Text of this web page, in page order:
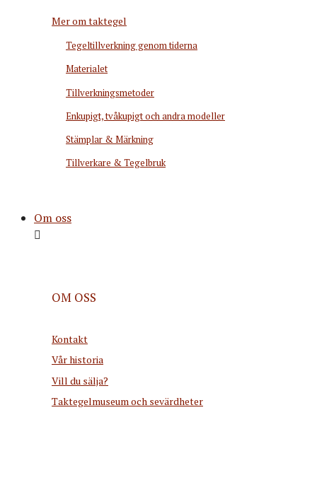
Mer om taktegel
Tegeltillverkning genom tiderna
Materialet
Tillverkningsmetoder
Enkupigt, tvåkupigt och andra modeller
Stämplar & Märkning
Tillverkare & Tegelbruk
Om oss
OM OSS
Kontakt
Vår historia
Vill du sälja?
Taktegelmuseum och sevärdheter